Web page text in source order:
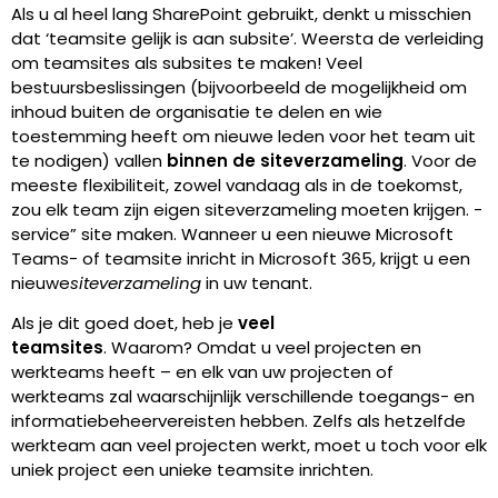
Als u al heel lang SharePoint gebruikt, denkt u misschien
dat ‘teamsite gelijk is aan subsite’. Weersta de verleiding
om teamsites als subsites te maken!Veel
bestuursbeslissingen (bijvoorbeeld de mogelijkheid om
inhoud buiten de organisatie te delen en wie
toestemming heeft om nieuwe leden voor het team uit
te nodigen) vallen binnen de siteverzameling. Voor de
meeste flexibiliteit, zowel vandaag als in de toekomst,
zou elk team zijn eigen siteverzameling moeten krijgen. -
service” site maken. Wanneer u een nieuwe Microsoft
Teams- of teamsite inricht in Microsoft 365, krijgt u een
nieuwesiteverzamelingin uw tenant.
Als je dit goed doet, heb je veel
teamsites. Waarom? Omdat u veel projecten en
werkteams heeft – en elk van uw projecten of
werkteams zal waarschijnlijk verschillende toegangs- en
informatiebeheervereisten hebben. Zelfs als hetzelfde
werkteam aan veel projecten werkt, moet u toch voor elk
uniek project een unieke teamsite inrichten.